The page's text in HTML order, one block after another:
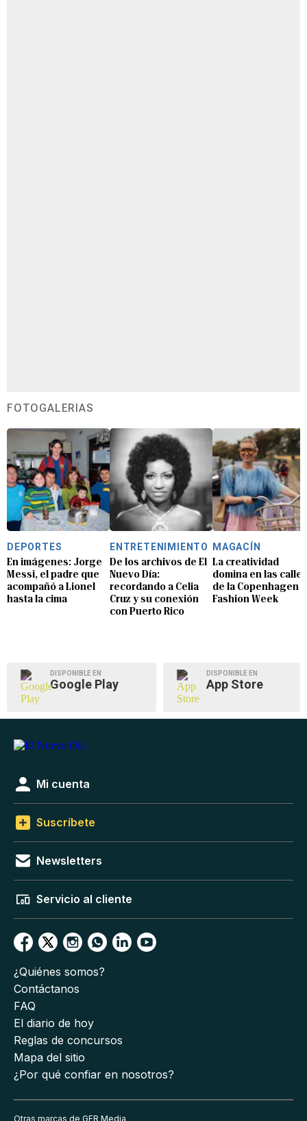
FOTOGALERÍAS
DEPORTES
En imágenes: Jorge
Messi, el padre que
acompañó a Lionel
hasta la cima
ENTRETENIMIENTO
De los archivos de El
Nuevo Día:
recordando a Celia
Cruz y su conexión
con Puerto Rico
MAGACÍN
La creatividad
domina en las calles
de la Copenhagen
Fashion Week
DISPONIBLE EN
Google Play
DISPONIBLE EN
App Store
Mi cuenta
Suscríbete
Newsletters
Servicio al cliente
¿Quiénes somos?
Contáctanos
FAQ
El diario de hoy
Reglas de concursos
Mapa del sitio
¿Por qué confiar en nosotros?
Otras marcas de GFR Media